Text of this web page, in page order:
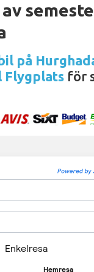
på
Flygplats för